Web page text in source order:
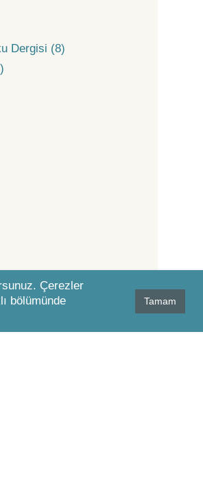
Dergisi (8)
Çerezler
bölümünde
Tamam